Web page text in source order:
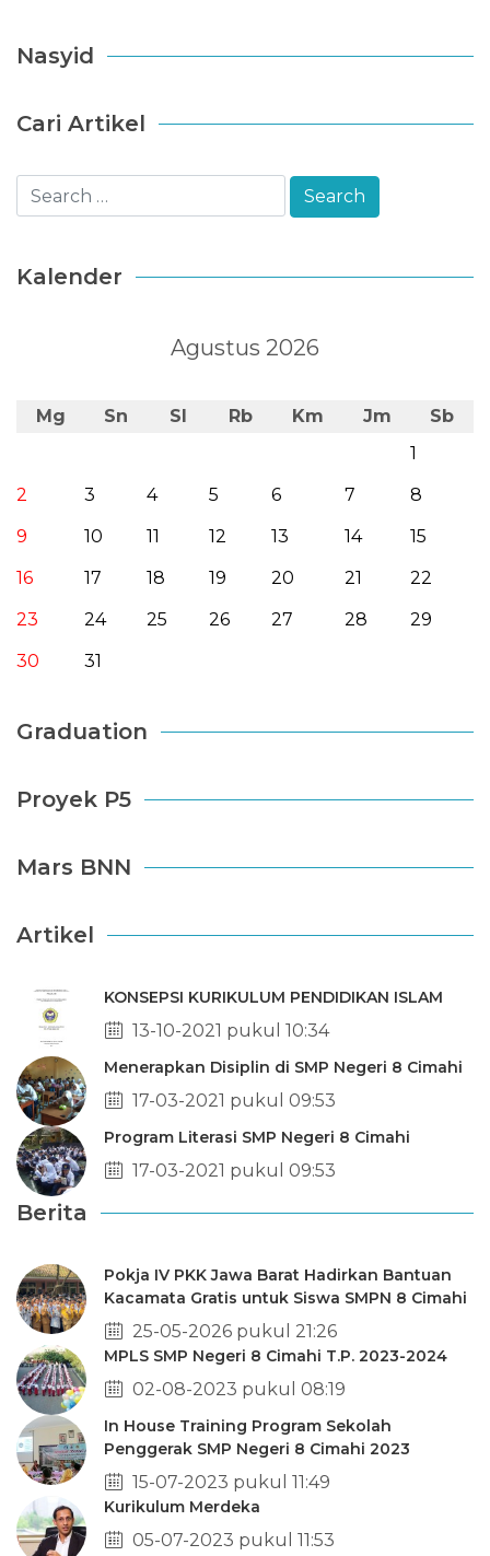
Nasyid
Cari Artikel
Kalender
Agustus 2026
Mg Sn Sl Rb Km Jm
Sb
1
2
3 4 5 6 7
8
9
10 11 12 13 14
15
16
17 18 19 20 21
22
23
24 25 26 27 28
29
30
31
Graduation
Proyek P5
Mars BNN
Artikel
KONSEPSI KURIKULUM PENDIDIKAN ISLAM
13-10-2021 pukul 10:34
Menerapkan Disiplin di SMP Negeri 8 Cimahi
17-03-2021 pukul 09:53
Program Literasi SMP Negeri 8 Cimahi
17-03-2021 pukul 09:53
Berita
Pokja IV PKK Jawa Barat Hadirkan Bantuan
Kacamata Gratis untuk Siswa SMPN 8 Cimahi
25-05-2026 pukul 21:26
MPLS SMP Negeri 8 Cimahi T.P. 2023-2024
02-08-2023 pukul 08:19
In House Training Program Sekolah
Penggerak SMP Negeri 8 Cimahi 2023
15-07-2023 pukul 11:49
Kurikulum Merdeka
05-07-2023 pukul 11:53